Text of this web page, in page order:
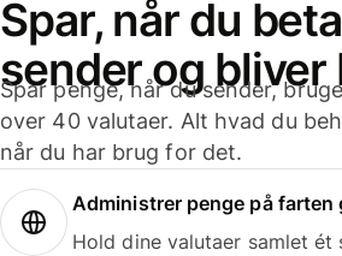
Spar, når du
sender og bliver
Spar penge, når du sender,
over 40 valutaer. Alt hvad du
når du har brug for det.
Administrer penge på farten
Hold dine valutaer samlet ét